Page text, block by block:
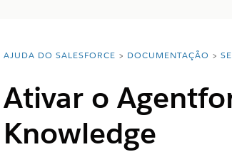
Você está aqui:
AJUDA DO SALESFORCE DOCUMENTAÇÃO
Ativar o
Knowledge